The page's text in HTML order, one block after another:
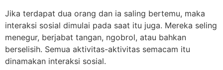
Jika terdapat dua orang dan ia saling bertemu, maka
interaksi sosial dimulai pada saat itu juga. Mereka seling
menegur, berjabat tangan, ngobrol, atau bahkan
berselisih. Semua aktivitas-aktivitas semacam itu
dinamakan interaksi sosial.